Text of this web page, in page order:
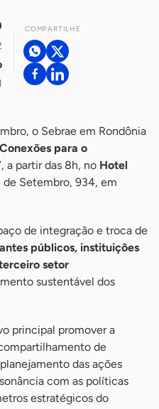
COMPARTILHE
o Sebrae em Rondônia
para o
, a partir das 8h, no Hotel
de Setembro, 934, em
de integração e troca de
públicos, instituições
setor
sustentável dos
principal promover a
de
das ações
com as políticas
estratégicos do